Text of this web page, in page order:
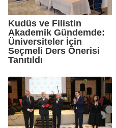
Kudüs ve Filistin
Akademik Gündemde:
Üniversiteler İçin
Seçmeli Ders Önerisi
Tanıtıldı